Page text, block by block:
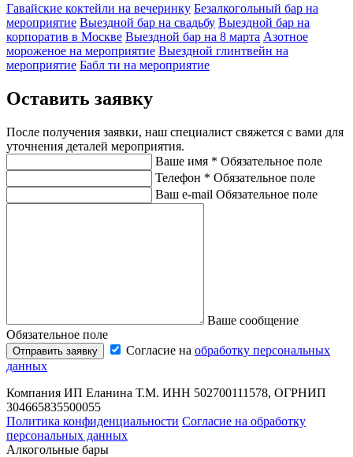
Гавайские коктейли на вечеринку Безалкогольный бар на
мероприятие Выездной бар на свадьбу Выездной бар на
корпоратив в Москве Выездной бар на 8 марта Азотное
мороженое на мероприятие Выездной глинтвейн на
мероприятие Бабл ти на мероприятие
Оставить заявку
После получения заявки, наш специалист свяжется с вами для
уточнения деталей мероприятия.
Ваше имя * Обязательное поле
Телефон * Обязательное поле
Ваш e-mail Обязательное поле
Ваше сообщение
Обязательное поле
Отправить заявку Согласие на обработку персональных
данных
Компания ИП Еланина Т.М. ИНН 502700111578, ОГРНИП
304665835500055
Политика конфиденциальности Согласие на обработку
персональных данных
Алкогольные бары